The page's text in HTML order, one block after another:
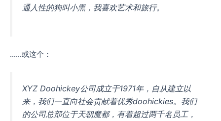
通人性的狗叫小黑，我喜欢艺术和旅行。
……或这个：
XYZ Doohickey公司成立于1971年，自从建立以
来，我们一直向社会贡献着优秀doohickies。我们
的公司总部位于天朝魔都，有着超过两千名员工，